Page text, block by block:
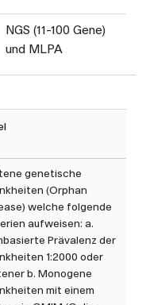
gerne.
im Auftragsformular
aufgeführten Analysen
direkt
NGS (11-100 Gene)
und MLPA
genetische
(Orphan
welche folgende
aufweisen: a.
Prävalenz der
1:2000 oder
b. Monogene
mit einem